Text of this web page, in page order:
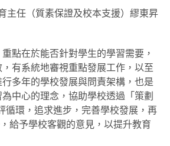
主任（質素保證及校本支援）繆東昇
點在於能否針對學生的學習需要，
有系統地審視重點發展工作，以至
多年的學校發展與問責架構，也是
中心的理念，協助學校透過「策劃
循環，追求進步，完善學校發展，再
給予學校客觀的意見，以提升教育